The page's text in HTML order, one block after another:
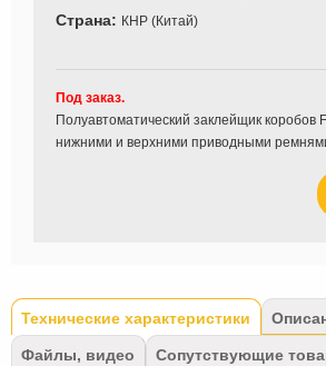
Страна: КНР (Китай)
Под заказ.
Полуавтоматический заклейщик коробов
нижними и верхними приводными
Tabs
Технические характеристики (активная
вкладка)
Файлы, видео Сопутствующие